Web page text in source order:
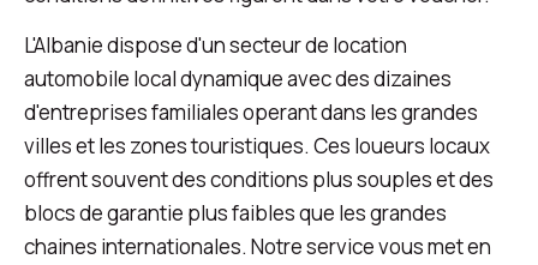
L'Albanie dispose d'un secteur de location
automobile local dynamique avec des dizaines
d'entreprises familiales operant dans les grandes
villes et les zones touristiques. Ces loueurs locaux
offrent souvent des conditions plus souples et des
blocs de garantie plus faibles que les grandes
chaines internationales. Notre service vous met en